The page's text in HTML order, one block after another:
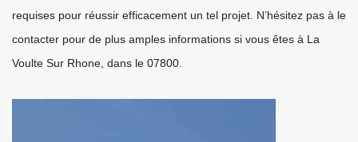
requises pour réussir efficacement un tel projet. N’hésitez pas à le
contacter pour de plus amples informations si vous êtes à La
Voulte Sur Rhone, dans le 07800.